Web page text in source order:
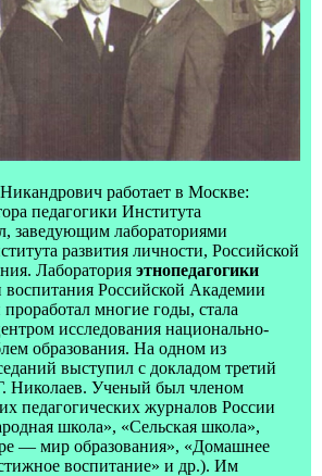
работает в Москве:
педагогики Института
заведующим лабораториями
развития личности, Российской
Лаборатория этнопедагогики
воспитания Российской Академии
проработал многие годы, стала
исследования национально-
образования. На одном из
выступил с докладом третий
Николаев. Ученый был членом
педагогических журналов России
школа», «Сельская школа»,
— мир образования», «Домашнее
воспитание» и др.). Им